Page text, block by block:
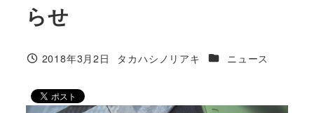
らせ
投稿日
2018年3月2日
著
タカハシノリアキ カテゴリー
ニュース